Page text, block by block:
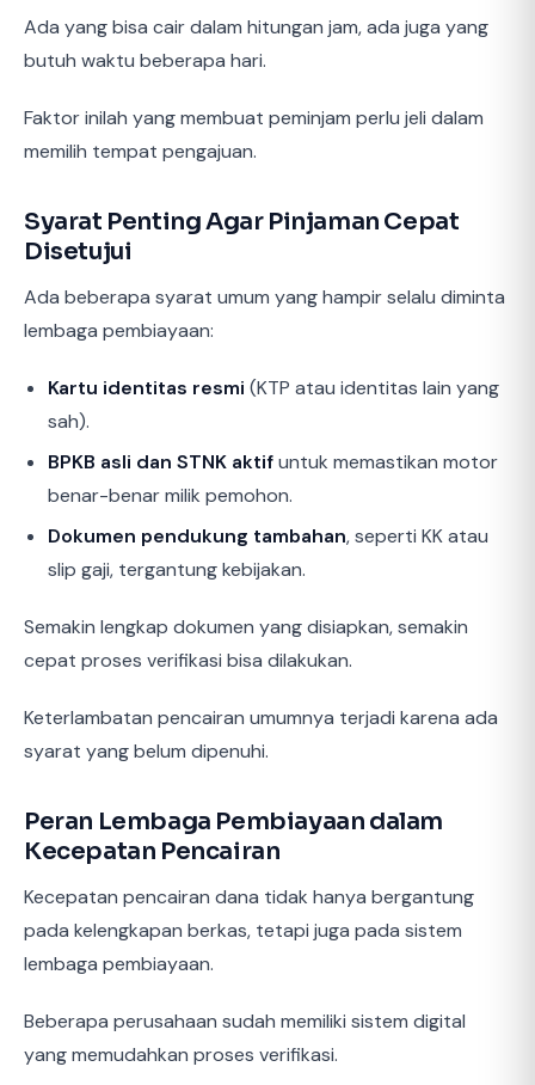
Ada yang bisa cair dalam hitungan jam, ada juga yang
butuh waktu beberapa hari.
Faktor inilah yang membuat peminjam perlu jeli dalam
memilih tempat pengajuan.
Syarat Penting Agar Pinjaman Cepat
Disetujui
Ada beberapa syarat umum yang hampir selalu diminta
lembaga pembiayaan:
Kartu identitas resmi (KTP atau identitas lain yang
sah).
BPKB asli dan STNK aktifuntuk memastikan motor
benar-benar milik pemohon.
Dokumen pendukung tambahan, seperti KK atau
slip gaji, tergantung kebijakan.
Semakin lengkap dokumen yang disiapkan, semakin
cepat proses verifikasi bisa dilakukan.
Keterlambatan pencairan umumnya terjadi karena ada
syarat yang belum dipenuhi.
Peran Lembaga Pembiayaan dalam
Kecepatan Pencairan
Kecepatan pencairan dana tidak hanya bergantung
pada kelengkapan berkas, tetapi juga pada sistem
lembaga pembiayaan.
Beberapa perusahaan sudah memiliki sistem digital
yang memudahkan proses verifikasi.